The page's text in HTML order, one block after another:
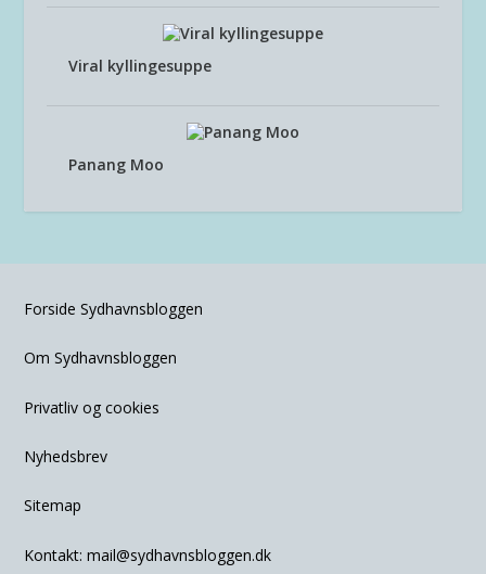
Viral kyllingesuppe
Panang Moo
Forside Sydhavnsbloggen
Om Sydhavnsbloggen
Privatliv og cookies
Nyhedsbrev
Sitemap
Kontakt:mail@sydhavnsbloggen.dk